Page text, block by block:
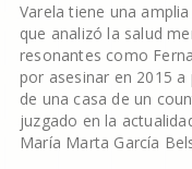
Varela tiene una
que analizó la salud
resonantes como
por asesinar en 2015
de una casa de un
juzgado en la
María Marta García